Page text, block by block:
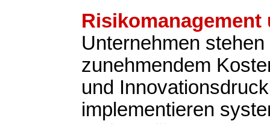
Risikomanagement
Unternehmen stehen
zunehmendem
und
implementieren